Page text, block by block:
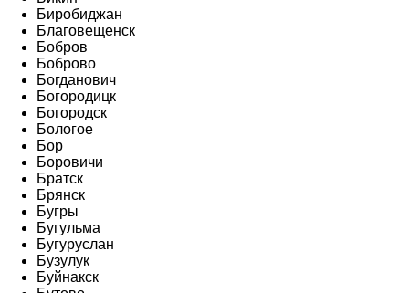
Биробиджан
Благовещенск
Бобров
Боброво
Богданович
Богородицк
Богородск
Бологое
Бор
Боровичи
Братск
Брянск
Бугры
Бугульма
Бугуруслан
Бузулук
Буйнакск